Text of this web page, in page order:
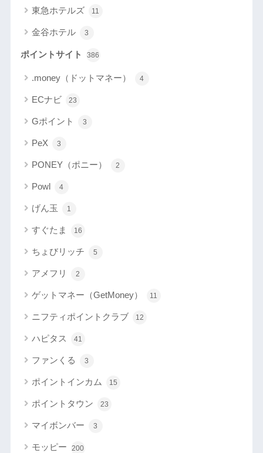
東急ホテルズ 11
金谷ホテル 3
ポイントサイト 386
.money（ドットマネー） 4
ECナビ 23
Gポイント 3
PeX 3
PONEY（ポニー） 2
Powl 4
げん玉 1
すぐたま 16
ちょびリッチ 5
アメフリ 2
ゲットマネー（GetMoney） 11
ニフティポイントクラブ 12
ハピタス 41
ファンくる 3
ポイントインカム 15
ポイントタウン 23
マイボンバー 3
モッピー 200